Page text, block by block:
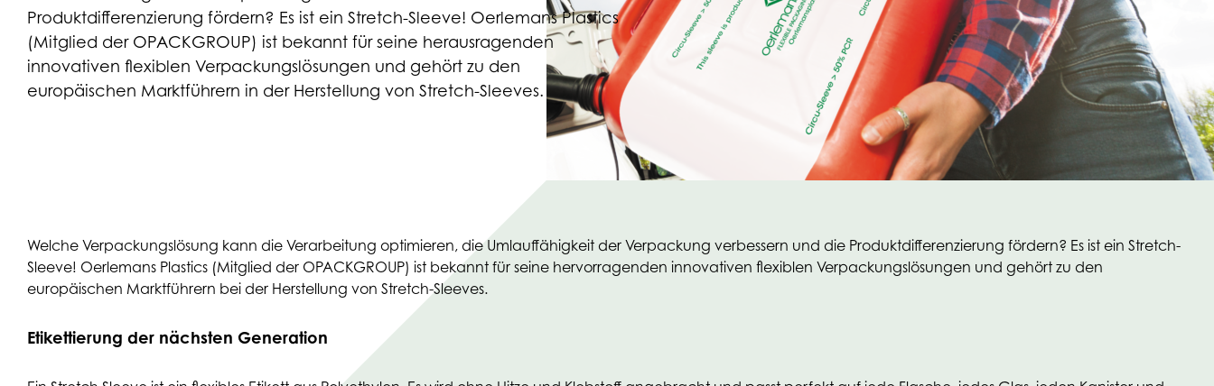
Produktdifferenzierung fördern? Es ist ein Stretch-Sleeve! Oerlemans Plastics
(Mitglied der OPACKGROUP) ist bekannt für seine herausragenden
innovativen flexiblen Verpackungslösungen und gehört zu den
europäischen Marktführern in der Herstellung von Stretch-Sleeves.
Welche Verpackungslösung kann die Verarbeitung optimieren, die Umlauffähigkeit der Verpackung verbessern und die Produktdifferenzierung fördern? Es ist ein Stretch-
Sleeve! Oerlemans Plastics (Mitglied der OPACKGROUP) ist bekannt für seine hervorragenden innovativen flexiblen Verpackungslösungen und gehört zu den
europäischen Marktführern bei der Herstellung von Stretch-Sleeves.
Etikettierung der nächsten Generation